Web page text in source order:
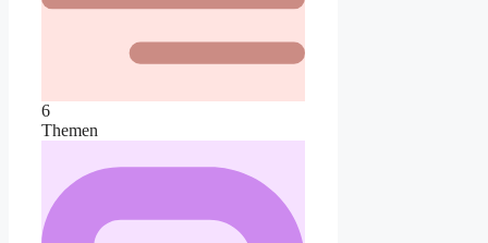
6
Themen